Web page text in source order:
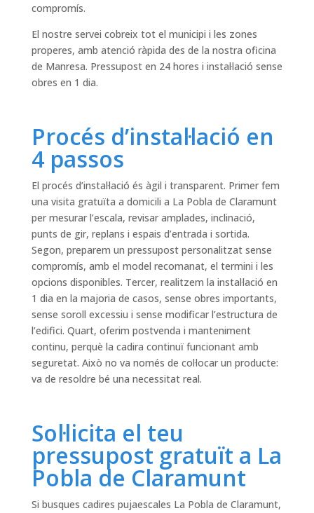
compromís.
El nostre servei cobreix tot el municipi i les zones
properes, amb atenció ràpida des de la nostra oficina
de Manresa. Pressupost en 24 hores i instal·lació sense
obres en 1 dia.
Procés d’instal·lació en
4 passos
El procés d’instal·lació és àgil i transparent. Primer fem
una visita gratuïta a domicili a La Pobla de Claramunt
per mesurar l’escala, revisar amplades, inclinació,
punts de gir, replans i espais d’entrada i sortida.
Segon, preparem un pressupost personalitzat sense
compromís, amb el model recomanat, el termini i les
opcions disponibles. Tercer, realitzem la instal·lació en
1 dia en la majoria de casos, sense obres importants,
sense soroll excessiu i sense modificar l’estructura de
l’edifici. Quart, oferim postvenda i manteniment
continu, perquè la cadira continuï funcionant amb
seguretat. Això no va només de col·locar un producte:
va de resoldre bé una necessitat real.
Sol·licita el teu
pressupost gratuït a La
Pobla de Claramunt
Si busques cadires pujaescales La Pobla de Claramunt,